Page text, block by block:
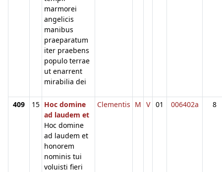
marmorei
angelicis
manibus
praeparatum
iter praebens
populo terrae
ut enarrent
mirabilia dei
409 15 Hoc domine
ad laudem et
Hoc domine
ad laudem et
honorem
nominis tui
voluisti fieri
Clementis M V 01 006402a 8